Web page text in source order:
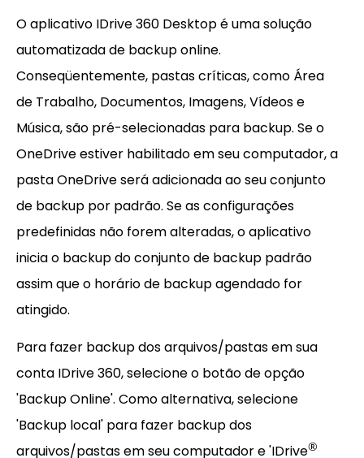
O aplicativo IDrive 360 Desktop é uma solução
automatizada de backup online.
Conseqüentemente, pastas críticas, como Área
de Trabalho, Documentos, Imagens, Vídeos e
Música, são pré-selecionadas para backup. Se o
OneDrive estiver habilitado em seu computador, a
pasta OneDrive será adicionada ao seu conjunto
de backup por padrão. Se as configurações
predefinidas não forem alteradas, o aplicativo
inicia o backup do conjunto de backup padrão
assim que o horário de backup agendado for
atingido.
Para fazer backup dos arquivos/pastas em sua
conta IDrive 360, selecione o botão de opção
'Backup Online'. Como alternativa, selecione
'Backup local' para fazer backup dos
arquivos/pastas em seu computador e 'IDrive®